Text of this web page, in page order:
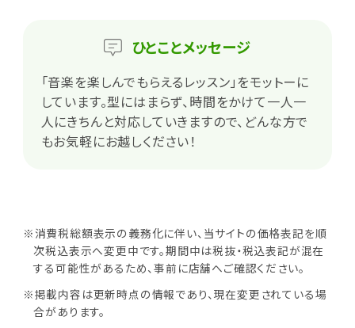
ひとことメッセージ
「音楽を楽しんでもらえるレッスン」をモットーに
しています。型にはまらず、時間をかけて一人一
人にきちんと対応していきますので、どんな方で
もお気軽にお越しください！
※消費税総額表示の義務化に伴い、当サイトの価格表記を順
次税込表示へ変更中です。期間中は税抜・税込表記が混在
する可能性があるため、事前に店舗へご確認ください。
※掲載内容は更新時点の情報であり、現在変更されている場
合があります。